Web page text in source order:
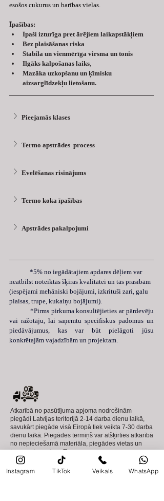
esošos cukurus un barības vielas.
Īpašības:
Īpaši izturīga pret ārējiem laikapstākļiem
Bez plaisāšanas riska
Stabila un vienmērīga virsma un tonis
Ilgāks kalpošanas laiks,
Mazāka uzkopšanu un ķīmisku
aizsarglīdzekļu lietošanu.
Pieejamās klases
Termo apstrādes  process
Evelēšanas risinājums
Termo koka īpašības
Apstrādes pakalpojumi
neatbilst noteiktās šķiras kvalitātei un tās prasībām
(iespējami mehāniski bojājumi, izkrituši zari, galu
plaisas, trupe, kukaiņu bojājumi).
vai ražotāju, lai saņemtu specifiskus padomus un
piedāvājumus, kas var būt pielāgoti jūsu
konkrētajām vajadzībām un projektam.
Atkarībā no pasūtījuma apjoma nodrošinām
piegādi Latvijas teritorijā 2-14 darba dienu laikā,
savukārt piegāde visā Eiropā tiek veikta 7-30 darba
dienu laikā. Piegādes termiņš var atšķirties atkarībā
no nepieciešamā materiāla, piegādes vietas un
transporta noslogotības.
Ir iespējama arī preces saņemšana uz vietas
veikalā.
Instagram TikTok Veikals WhatsApp